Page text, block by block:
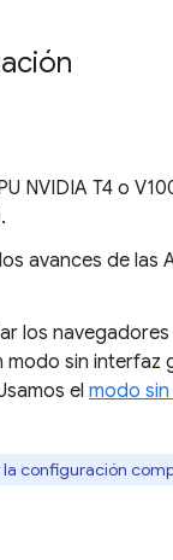
NVIDIA T4 o
avances de las
los
sin interfaz
el modo
configuración